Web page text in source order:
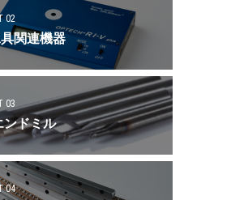
02
具関連機器
03
ンドミル
04